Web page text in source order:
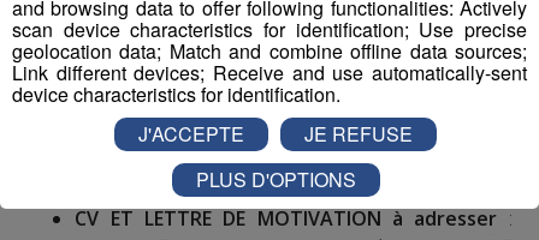
NUMERO OFFRE POLE EMPLOI
SECTEUR D’ACTIVITE :centre de sport
CV ET LETTRE DE MOTIVATION à adresser :
and browsing data to offer following functionalities: Actively
scan device characteristics for identification; Use precise
geolocation data; Match and combine offline data sources;
Link different devices; Receive and use automatically-sent
device characteristics for identification.
J'ACCEPTE
JE REFUSE
PLUS D'OPTIONS